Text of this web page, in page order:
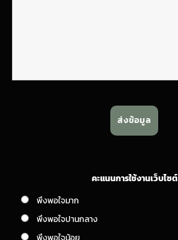
คะแนนการใช้งานเว็บไซต์
พึงพอใจมาก
พึงพอใจปานกลาง